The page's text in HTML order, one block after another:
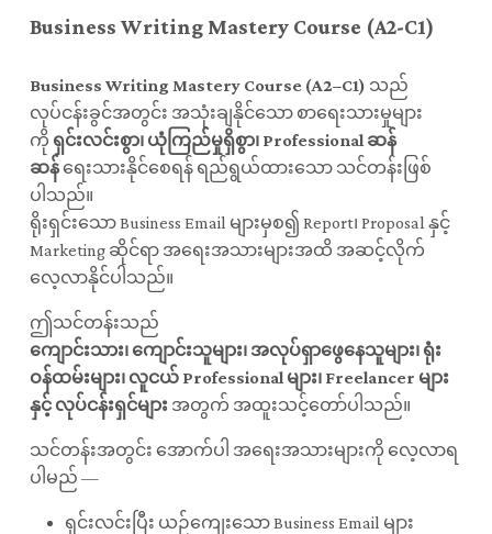
Business Writing Mastery Course (A2-C1)
Business Writing Mastery Course (A2–C1) သည်
လုပ်ငန်းခွင်အတွင်း အသုံးချနိုင်သော စာရေးသားမှုများ
ကို ရှင်းလင်းစွာ၊ ယုံကြည်မှုရှိစွာ၊ Professional ဆန်
ဆန်ရေးသားနိုင်စေရန် ရည်ရွယ်ထားသော သင်တန်းဖြစ်
ပါသည်။
ရိုးရှင်းသော Business Email များမှစ၍ Report၊ Proposal နှင့်
Marketing ဆိုင်ရာ အရေးအသားများအထိ အဆင့်လိုက်
လေ့လာနိုင်ပါသည်။
ဤသင်တန်းသည်
ကျောင်းသား၊ ကျောင်းသူများ၊ အလုပ်ရှာဖွေနေသူများ၊ ရုံး
ဝန်ထမ်းများ၊ လူငယ် Professional များ၊ Freelancer များ
နှင့် လုပ်ငန်းရှင်များ အတွက် အထူးသင့်တော်ပါသည်။
သင်တန်းအတွင်း အောက်ပါ အရေးအသားများကို လေ့လာရ
ပါမည် —
ရှင်းလင်းပြီး ယဉ်ကျေးသော Business Email များ